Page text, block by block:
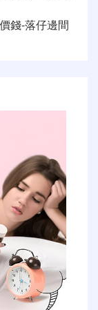
錢-落仔邊間